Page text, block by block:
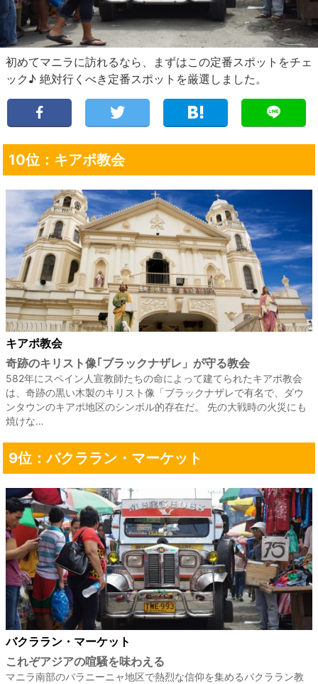
初めてマニラに訪れるなら、まずはこの定番スポットをチェ
ック♪ 絶対行くべき定番スポットを厳選しました。
10位：キアポ教会
キアポ教会
奇跡のキリスト像｢ブラックナザレ」が守る教会
582年にスペイン人宣教師たちの命によって建てられたキアポ教会
は、奇跡の黒い木製のキリスト像「ブラックナザレで有名で、ダウ
ンタウンのキアポ地区のシンボル的存在だ。 先の大戦時の火災にも
焼けな…
9位：バクララン・マーケット
バクララン・マーケット
これぞアジアの喧騒を味わえる
マニラ南部のバラニーニャ地区で熱烈な信仰を集めるバクララン教